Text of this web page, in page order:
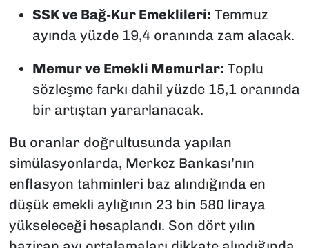
SSK ve Bağ-Kur Emeklileri: Temmuz
ayında yüzde 19,4 oranında zam alacak.
Memur ve Emekli Memurlar: Toplu
sözleşme farkı dahil yüzde 15,1 oranında
bir artıştan yararlanacak.
Bu oranlar doğrultusunda yapılan
simülasyonlarda, Merkez Bankası’nın
enflasyon tahminleri baz alındığında en
düşük emekli aylığının 23 bin 580 liraya
yükseleceği hesaplandı. Son dört yılın